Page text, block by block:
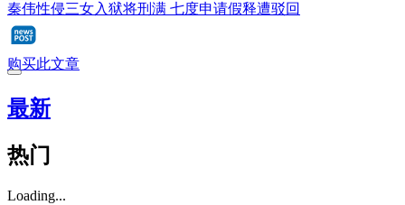
秦伟性侵三女入狱将刑满 七度申请假释遭驳回
购买此文章
最新
热门
Loading...